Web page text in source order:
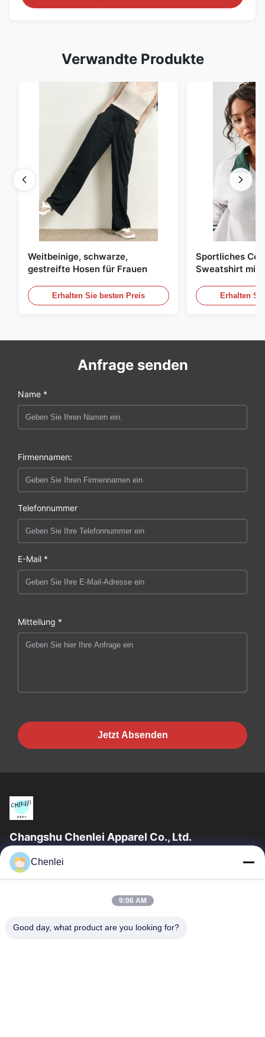
Verwandte Produkte
Weitbeinige, schwarze,
gestreifte Hosen für Frauen
Erhalten Sie besten Preis
Sportliches
Sweatshirt mit
Erhalten
Anfrage senden
Name *
Firmennamen:
Telefonnummer
E-Mail *
Mitteilung *
Jetzt Absenden
Changshu Chenlei Apparel Co., Ltd.
CHANGSHU CHENLEI APPAREL CO., LTD Unsere Fabrik wurde
2011 gegründet und befindet sich in der Stadt Suzhou, Provinz
Schnelle Verbindungen
Startseite
Produkte
Chenlei
9:06 AM
Good day, what product are you looking for?